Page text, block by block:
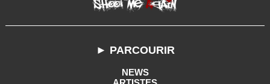
► PARCOURIR
NEWS